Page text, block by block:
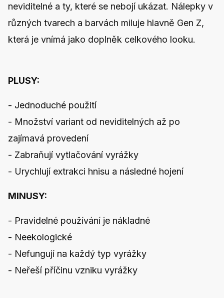
neviditelné a ty, které se nebojí ukázat. Nálepky v
různých tvarech a barvách miluje hlavně Gen Z,
která je vnímá jako doplněk celkového looku.
PLUSY:
- Jednoduché použití
- Množství variant od neviditelných až po
zajímavá provedení
- Zabraňují vytlačování vyrážky
- Urychlují extrakci hnisu a následné hojení
MINUSY:
- Pravidelné používání je nákladné
- Neekologické
- Nefungují na každý typ vyrážky
- Neřeší příčinu vzniku vyrážky